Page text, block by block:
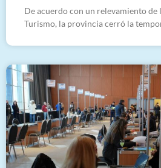
De acuerdo con un relevamiento de
Turismo, la provincia cerró la